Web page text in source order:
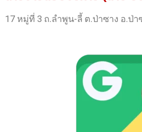
17 หมู่ที่ 3 ถ.ลำพูน-ลี้ ต.ป่าซาง อ.ป่า